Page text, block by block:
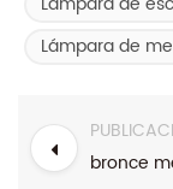
Lámpara de